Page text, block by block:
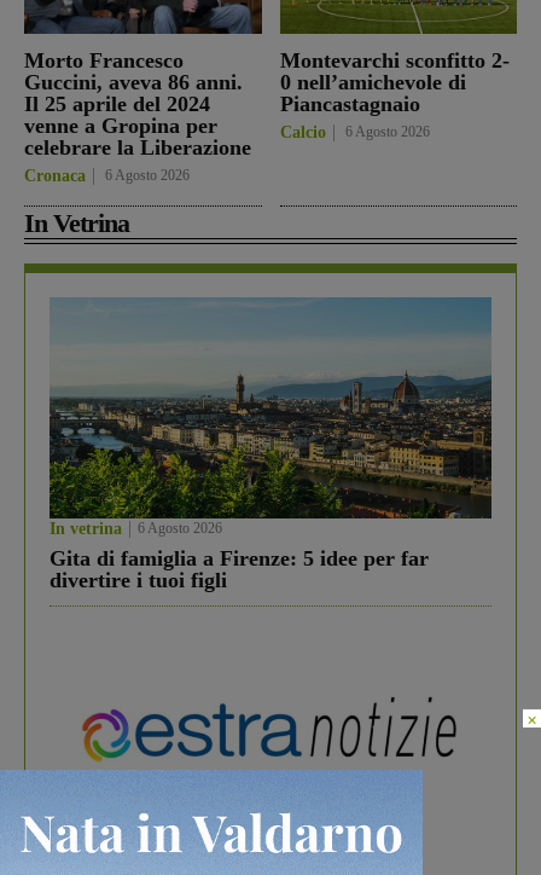
Morto Francesco
Guccini, aveva 86 anni.
Il 25 aprile del 2024
venne a Gropina per
celebrare la Liberazione
Cronaca 6 Agosto 2026
Montevarchi sconfitto 2-
0 nell’amichevole di
Piancastagnaio
Calcio 6 Agosto 2026
In Vetrina
In vetrina 6 Agosto 2026
Gita di famiglia a Firenze: 5 idee per far
divertire i tuoi figli
In vetrina 3 Agosto 2026
×